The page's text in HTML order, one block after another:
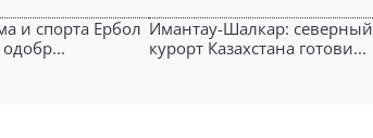
и спорта Ербол Имантау-Шалкар: северный
курорт Казахстана готови...